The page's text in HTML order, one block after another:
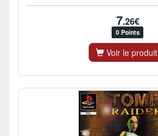
7.26€
0 Points
Voir le produit